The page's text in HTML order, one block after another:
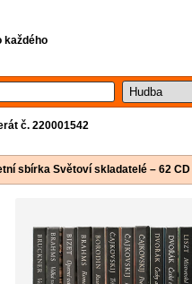
každého
č. 220001542
sbírka Světoví skladatelé – 62 CD